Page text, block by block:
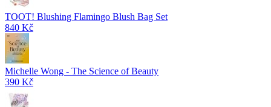
TOOT! Blushing Flamingo Blush Bag Set
840 Kč
Michelle Wong - The Science of Beauty
390 Kč